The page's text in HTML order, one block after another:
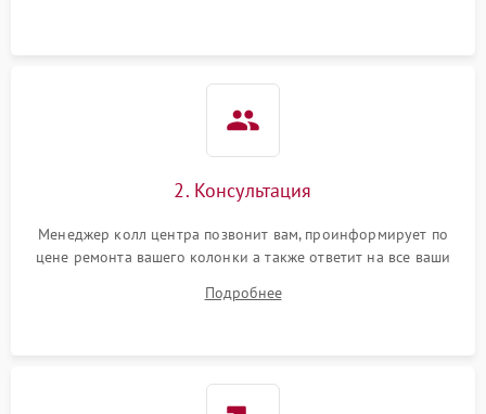
2. Консультация
Менеджер колл центра позвонит вам, проинформирует по
цене ремонта вашего колонки а также ответит на все ваши
Подробнее